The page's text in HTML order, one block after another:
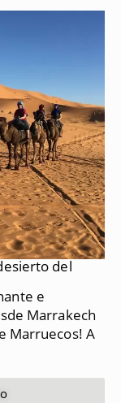
del
e
Marrakech
Marruecos! A